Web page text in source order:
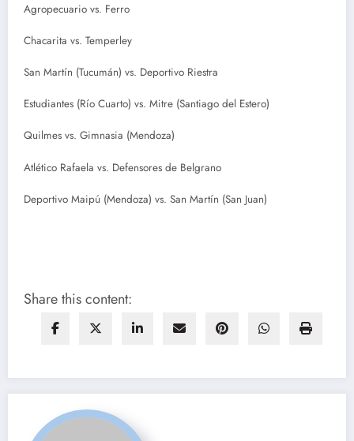
Agropecuario vs. Ferro
Chacarita vs. Temperley
San Martín (Tucumán) vs. Deportivo Riestra
Estudiantes (Río Cuarto) vs. Mitre (Santiago del Estero)
Quilmes vs. Gimnasia (Mendoza)
Atlético Rafaela vs. Defensores de Belgrano
Deportivo Maipú (Mendoza) vs. San Martín (San Juan)
Share this content: